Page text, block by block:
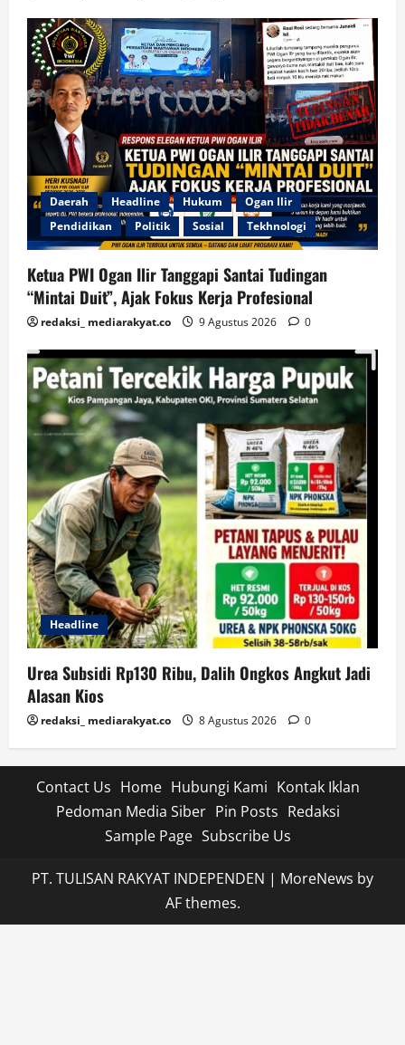
Daerah Headline Hukum
Ogan Ilir
Pendidikan
Politik Sosial Tekhnologi
Ketua PWI Ogan Ilir Tanggapi Santai Tudingan
“Mintai Duit”, Ajak Fokus Kerja Profesional
redaksi_ mediarakyat.co 9 Agustus 2026 0
Headline
Urea Subsidi Rp130 Ribu, Dalih Ongkos Angkut Jadi
Alasan Kios
redaksi_ mediarakyat.co 8 Agustus 2026 0
Contact Us Home Hubungi Kami Kontak Iklan
Pedoman Media Siber Pin Posts Redaksi
Sample Page Subscribe Us
PT. TULISAN RAKYAT INDEPENDEN | MoreNews by
AF themes.